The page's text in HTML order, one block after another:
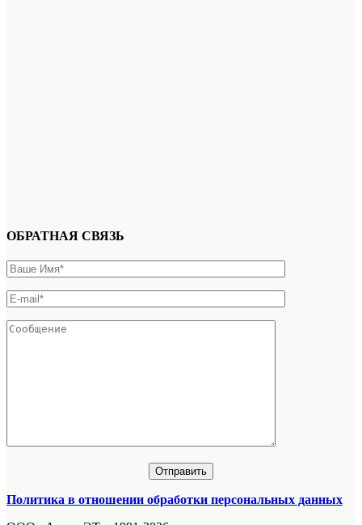
ОБРАТНАЯ СВЯЗЬ
Политика в отношении обработки персональных данных